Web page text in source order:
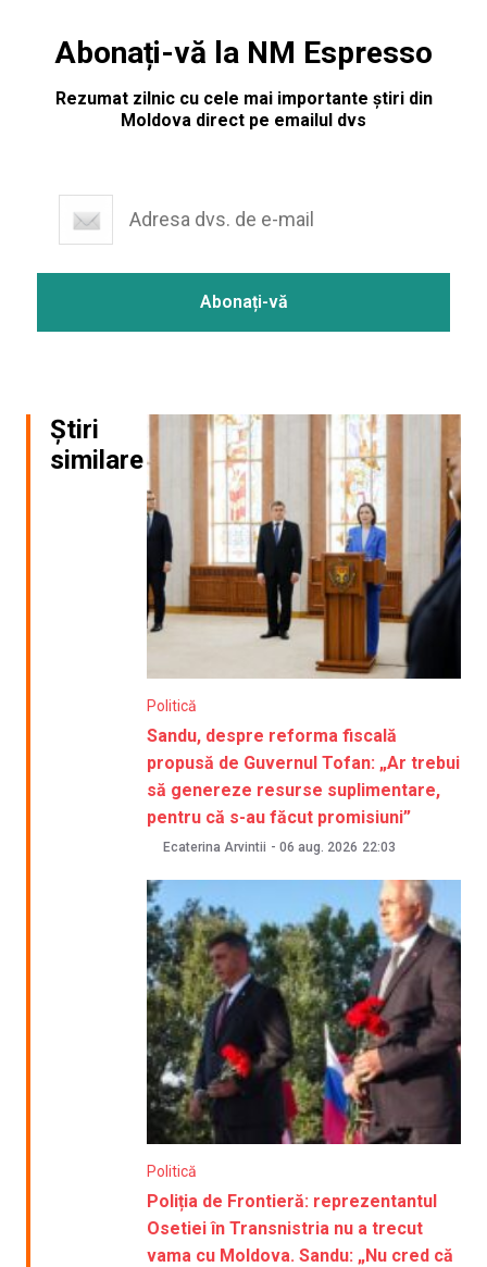
Abonați-vă la NM Espresso
Rezumat zilnic cu cele mai importante știri din
Moldova direct pe emailul dvs
Știri
similare
Politică
Sandu, despre reforma fiscală
propusă de Guvernul Tofan: „Ar trebui
să genereze resurse suplimentare,
pentru că s-au făcut promisiuni”
Ecaterina Arvintii - 06 aug. 2026 22:03
Politică
Poliția de Frontieră: reprezentantul
Osetiei în Transnistria nu a trecut
vama cu Moldova. Sandu: „Nu cred că